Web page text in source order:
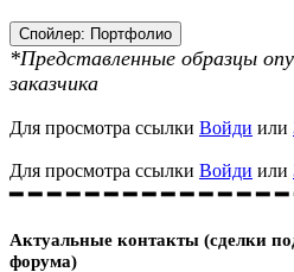
Спойлер: Портфолио
*Представленные образцы
заказчика
Для просмотра ссылки Войди или
Для просмотра ссылки Войди или
━ ━ ━ ━ ━ ━ ━ ━ ━ ━ ━ ━ ━ ━
Актуальные контакты (сделки
форума)